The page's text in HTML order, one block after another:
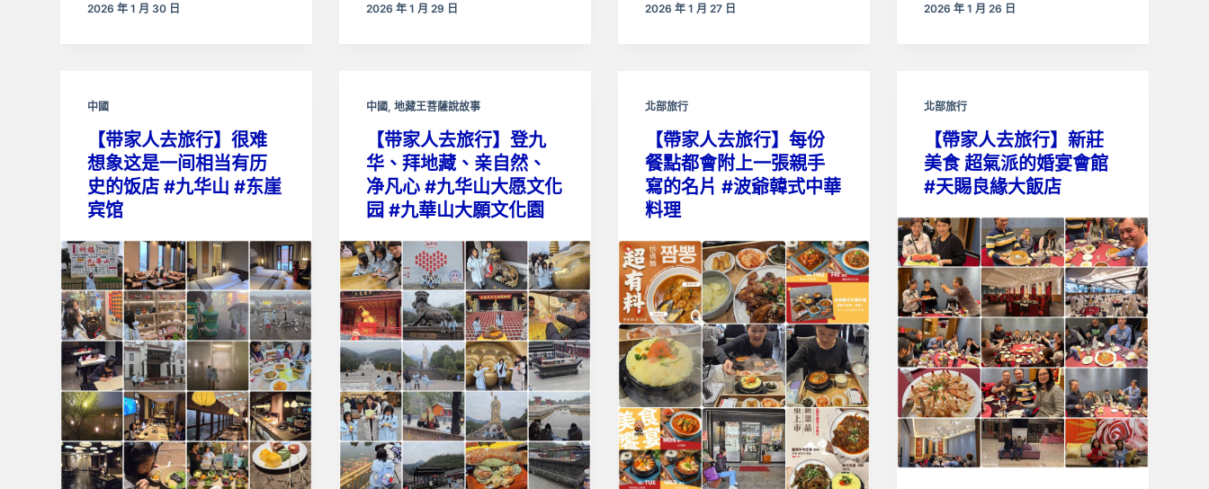
2026 年 1 月 30 日
2026 年 1 月 29 日
2026 年 1 月 27 日
2026 年 1 月 26 日
中國
【带家人去旅行】很难
想象这是一间相当有历
史的饭店 #九华山 #东崖
宾馆
中國 ,地藏王菩薩說故事
【带家人去旅行】登九
华、拜地藏、亲自然、
净凡心 #九华山大愿文化
园 #九華山大願文化園
北部旅行
【帶家人去旅行】每份
餐點都會附上一張親手
寫的名片 #波爺韓式中華
料理
北部旅行
【帶家人去旅行】新莊
美食 超氣派的婚宴會館
#天賜良緣大飯店